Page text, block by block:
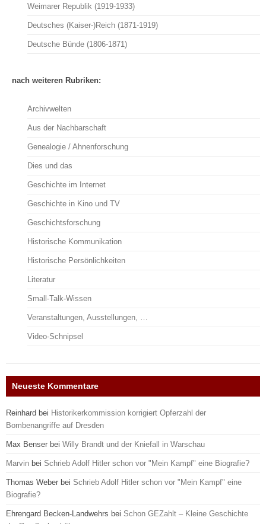
Weimarer Republik (1919-1933)
Deutsches (Kaiser-)Reich (1871-1919)
Deutsche Bünde (1806-1871)
nach weiteren Rubriken:
Archivwelten
Aus der Nachbarschaft
Genealogie / Ahnenforschung
Dies und das
Geschichte im Internet
Geschichte in Kino und TV
Geschichtsforschung
Historische Kommunikation
Historische Persönlichkeiten
Literatur
Small-Talk-Wissen
Veranstaltungen, Ausstellungen, …
Video-Schnipsel
Neueste Kommentare
Reinhard bei Historikerkommission korrigiert Opferzahl der
Bombenangriffe auf Dresden
Max Benser bei Willy Brandt und der Kniefall in Warschau
Marvin bei Schrieb Adolf Hitler schon vor "Mein Kampf" eine Biografie?
Thomas Weber bei Schrieb Adolf Hitler schon vor "Mein Kampf" eine
Biografie?
Ehrengard Becken-Landwehrs bei Schon GEZahlt – Kleine Geschichte